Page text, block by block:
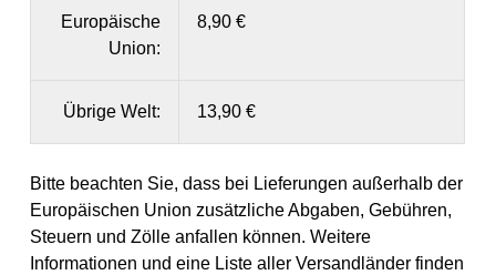
Europäische
Union:
8,90 €
Übrige Welt: 13,90 €
Bitte beachten Sie, dass bei Lieferungen außerhalb der
Europäischen Union zusätzliche Abgaben, Gebühren,
Steuern und Zölle anfallen können. Weitere
Informationen und eine Liste aller Versandländer finden